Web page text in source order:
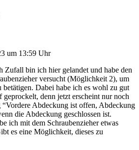
um 13:59 Uhr
Zufall bin ich hier gelandet und habe den
versucht (Möglichkeit 2), um
betätigen. Dabei habe ich es wohl zu gut
geprockelt, denn jetzt erscheint nur noch
“Vordere Abdeckung ist offen, Abdeckung
die Abdeckung geschlossen ist.
ich mit dem Schraubenzieher etwas
es eine Möglichkeit, dieses zu